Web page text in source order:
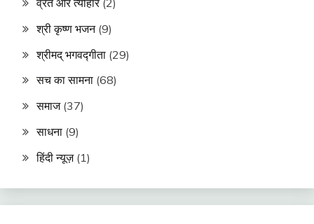
श्री कृष्ण भजन(9)
श्रीमद् भगवद्गीता (29)
सच का सामना (68)
समाज(37)
साधना (9)
हिंदी न्यूज़(1)